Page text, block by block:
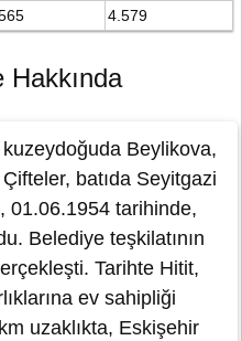
4.579
Hakkında
Beylikova,
batıda Seyitgazi
, 01.06.1954 tarihinde,
Belediye teşkilatının
Tarihte Hitit,
ev sahipliği
uzaklıkta, Eskişehir